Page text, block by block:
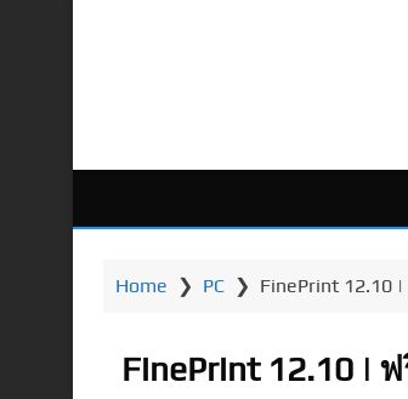
Home ❯ PC❯ FinePrint 12.10
FinePrint 12.10 |